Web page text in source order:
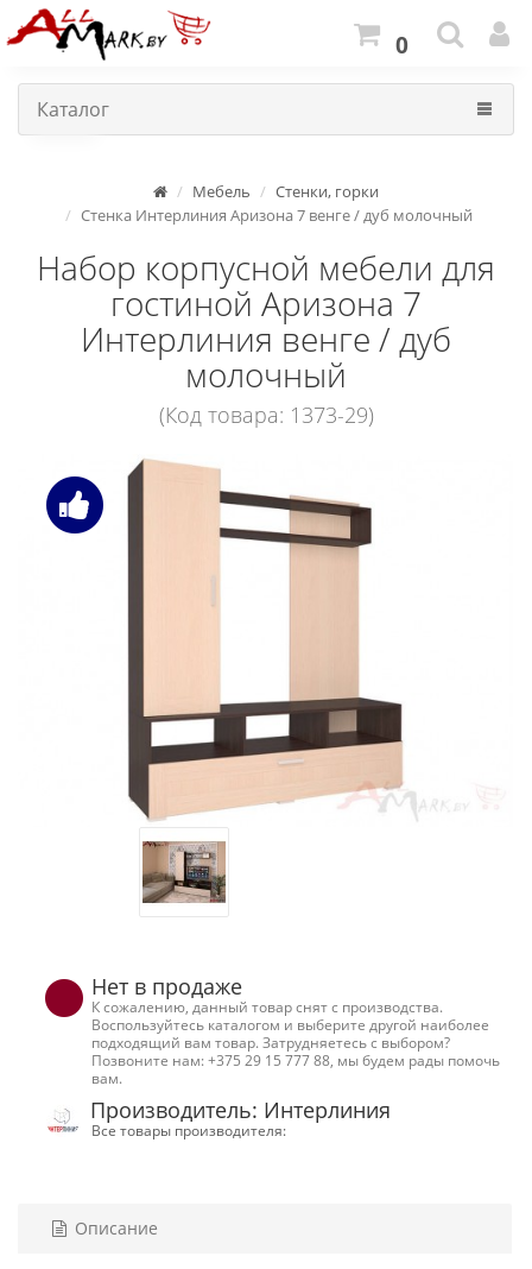
0
Каталог
Мебель
Стенки, горки
Стенка Интерлиния Аризона 7 венге / дуб молочный
Набор корпусной мебели для
гостиной Аризона 7
Интерлиния венге / дуб
молочный
(Код товара: 1373-29)
Нет в продаже
К сожалению, данный товар снят с производства.
Воспользуйтесь каталогом и выберите другой наиболее
подходящий вам товар. Затрудняетесь с выбором?
Позвоните нам: +375 29 15 777 88, мы будем рады помочь
вам.
Производитель: Интерлиния
Все товары производителя:
Описание